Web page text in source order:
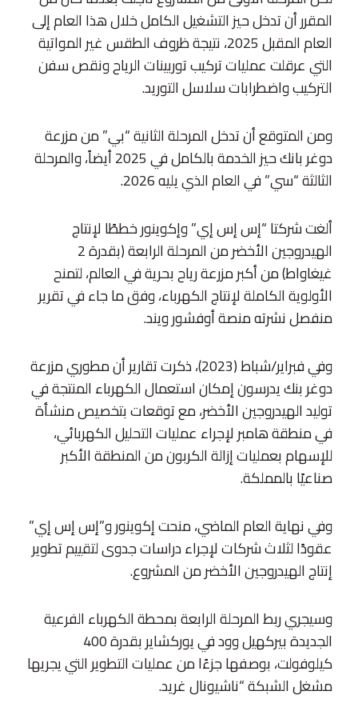
المقرر أن تدخل حيز التشغيل الكامل خلال هذا العام إلى
العام المقبل 2025، نتيجة ظروف الطقس غير المواتية
التي عرقلت عمليات تركيب توربينات الرياح ونقص سفن
التركيب واضطرابات سلاسل التوريد.
ومن المتوقع أن تدخل المرحلة الثانية “بي” من مزرعة
دوغر بانك حيز الخدمة بالكامل في 2025 أيضاً، والمرحلة
الثالثة “سي” في العام الذي يليه 2026.
ألغت شركتا “إس إس إي” وإكوينور خططًا لإنتاج
الهيدروجين الأخضر من المرحلة الرابعة (بقدرة 2
غيغاواط) من أكبر مزرعة رياح بحرية في العالم، لتمنح
الأولوية الكاملة لإنتاج الكهرباء، وفق ما جاء في تقرير
منفصل نشرته منصة أوفشور ويند.
وفي فبراير/شباط (2023)، ذكرت تقارير أن مطوري مزرعة
دوغر بنك يدرسون إمكان استعمال الكهرباء المنتجة في
توليد الهيدروجين الأخضر، مع توقعات بتخصيص منشأة
في منطقة هامبر لإجراء عمليات التحليل الكهربائي،
للإسهام بعمليات إزالة الكربون من المنطقة الأكبر
صناعيًا بالمملكة.
وفي نهاية العام الماضي، منحت إكوينور و”إس إس إي”
عقودًا لثلاث شركات لإجراء دراسات جدوى لتقييم تطوير
إنتاج الهيدروجين الأخضر من المشروع.
وسيجري ربط المرحلة الرابعة بمحطة الكهرباء الفرعية
الجديدة بيركهيل وود في يوركشاير بقدرة 400
كيلوفولت، بوصفها جزءًا من عمليات التطوير التي يجريها
مشغل الشبكة “ناشيونال غريد.